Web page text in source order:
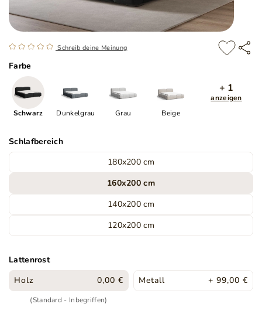
Schreib deine Meinung
Farbe
Schwarz Dunkelgrau Grau Beige
+ 1
anzeigen
Schlafbereich
180x200 cm
160x200 cm
140x200 cm
120x200 cm
Lattenrost
Holz
0,00 €
(Standard - Inbegriffen)
Metall + 99,00 €